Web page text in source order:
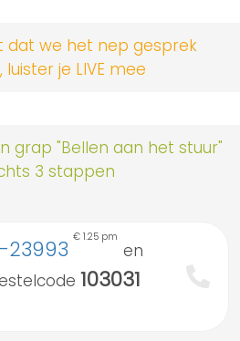
we het nep gesprek
je LIVE mee
grap "Bellen aan het stuur"
3 stappen
23993 € 1.25 pm
en
103031